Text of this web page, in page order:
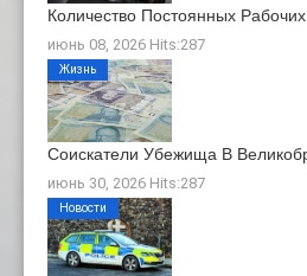
Количество Постоянных
июнь 08, 2026 Hits:287
Соискатели Убежища В
июнь 30, 2026 Hits:287
Жизнь
Новости